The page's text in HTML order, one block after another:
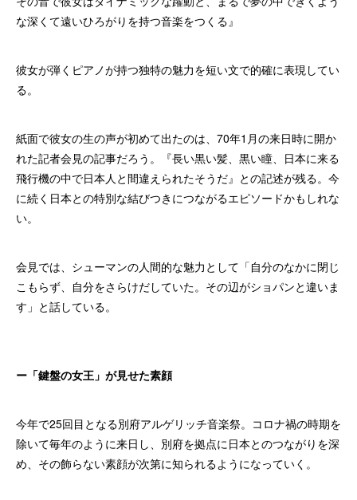
な深くて遠いひろがりを持つ音楽をつくる』
彼女が弾くピアノが持つ独特の魅力を短い文で的確に表現してい
る。
紙面で彼女の生の声が初めて出たのは、70年1月の来日時に開か
れた記者会見の記事だろう。『長い黒い髪、黒い瞳、日本に来る
飛行機の中で日本人と間違えられたそうだ』との記述が残る。今
に続く日本との特別な結びつきにつながるエピソードかもしれな
い。
会見では、シューマンの人間的な魅力として「自分のなかに閉じ
こもらず、自分をさらけだしていた。その辺がショパンと違いま
す」と話している。
ー「鍵盤の女王」が見せた素顔
今年で25回目となる別府アルゲリッチ音楽祭。コロナ禍の時期を
除いて毎年のように来日し、別府を拠点に日本とのつながりを深
め、その飾らない素顔が次第に知られるようになっていく。